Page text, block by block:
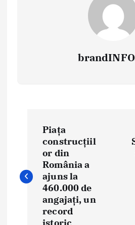
i
Piața
construcțiil
or din
România a
ajuns la
460.000 de
angajați, un
record
istoric